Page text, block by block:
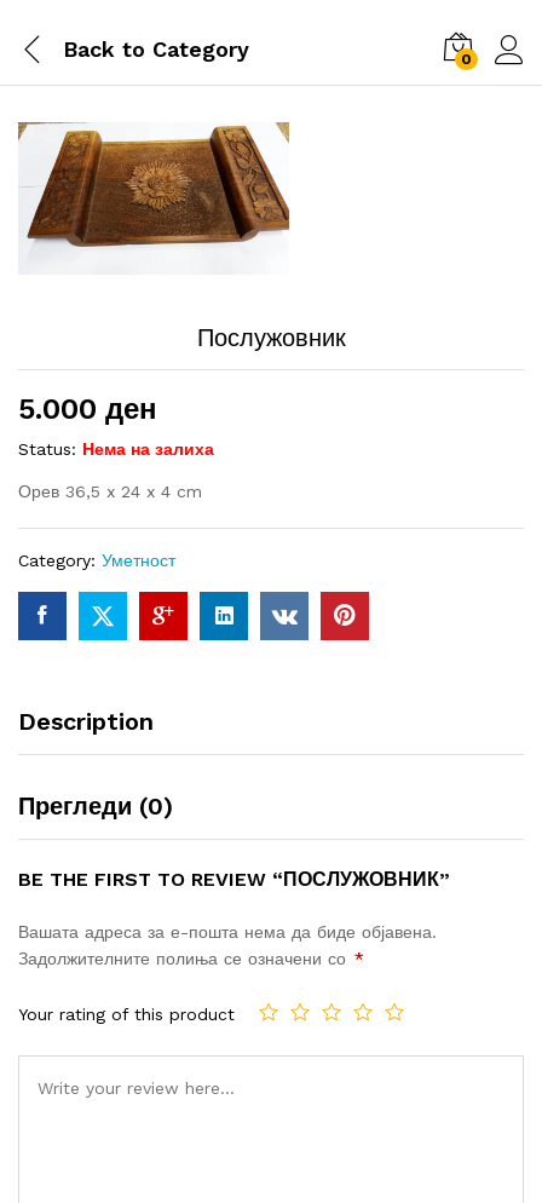
Back to Category 0
Послужовник
5.000 ден
Status: Нема на залиха
Орев 36,5 x 24 x 4 cm
Category: Уметност
Description
Прегледи (0)
BE THE FIRST TO REVIEW “ПОСЛУЖОВНИК”
Вашата адреса за е-пошта нема да биде објавена.
Задолжителните полиња се означени со *
Your rating of this product